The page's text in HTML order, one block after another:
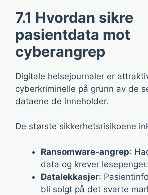
7.1 Hvordan sikre
pasientdata mot
cyberangrep
Digitale helsejournaler er
cyberkriminelle på grunn av de
dataene de inneholder.
De største sikkerhetsrisikoene
Ransomware-angrep:
data og krever løsepenger.
Datalekkasjer:
bli solgt på det svarte